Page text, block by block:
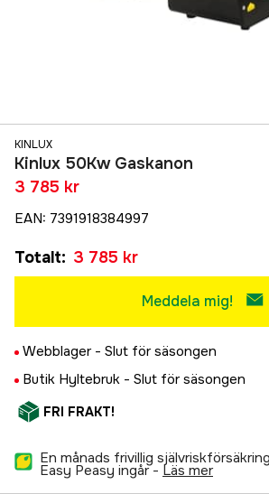
KINLUX
Kinlux 50Kw Gaskanon
3 785 kr
EAN: 7391918384997
Totalt: 3 785 kr
Meddela mig!
Webblager - Slut för säsongen
Butik Hyltebruk - Slut för säsongen
FRI FRAKT!
En månads frivillig
Easy Peasy ingår - läs mer